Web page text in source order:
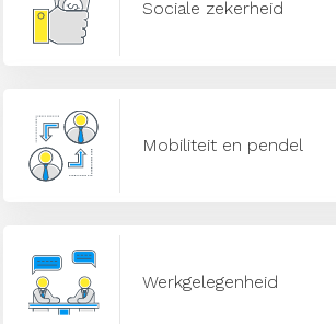
Sociale zekerheid
Mobiliteit en pendel
Werkgelegenheid